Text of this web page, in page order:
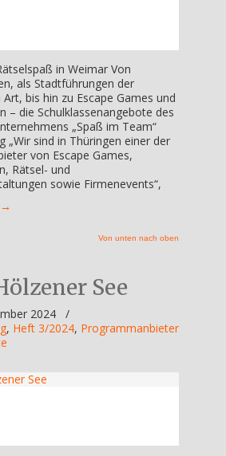
in Weimar Von
als Stadtführungen der
bis hin zu Escape Games und
– die Schulklassenangebote des
„Spaß im Team“
„Wir sind in Thüringen einer der
von Escape Games,
Rätsel- und
sowie Firmenevents“,
→
Von unten nach oben
See
2024
/
, Heft 3/2024, Programmanbieter